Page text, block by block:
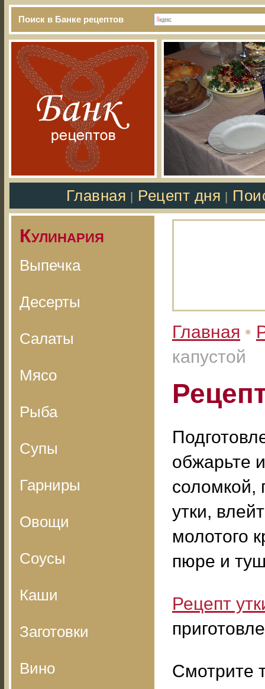
Поиск в Банке рецептов
Главная Рецепт дня
Кулинария
Выпечка
Десерты
Салаты
Мясо
Рыба
Супы
Гарниры
Овощи
Соусы
Каши
Заготовки
Вино
Главная •
капустой
обжарьте
соломкой,
утки,
молотого
пюре и
Рецепт
Смотрите